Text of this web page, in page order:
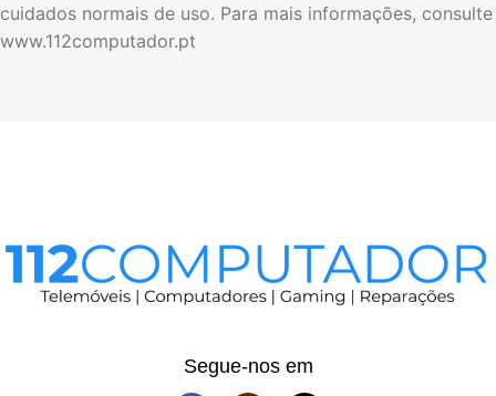
cuidados normais de uso. Para mais informações, consulte
www.112computador.pt
Segue-nos em